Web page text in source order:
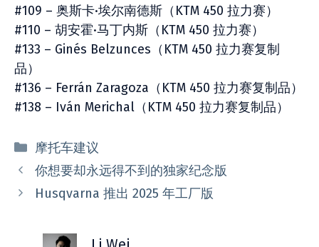
#109 – 奥斯卡·埃尔南德斯（KTM 450 拉力赛）
#110 – 胡安霍·马丁内斯（KTM 450 拉力赛）
#133 – Ginés Belzunces（KTM 450 拉力赛复制
品）
#136 – Ferrán Zaragoza（KTM 450 拉力赛复制品）
#138 – Iván Merichal（KTM 450 拉力赛复制品）
分
类
摩托车建议
你想要却永远得不到的独家纪念版
Husqvarna 推出 2025 年工厂版